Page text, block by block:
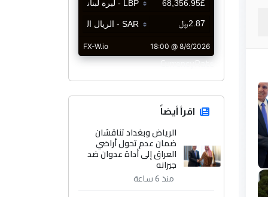
CurrencyRate
اقرأ أيضاً
الرياض وبغداد تناقشان
ضمان عدم تحول أراضي
العراق إلى أداة عدوان ضد
جيرانه
منذ 6 ساعة